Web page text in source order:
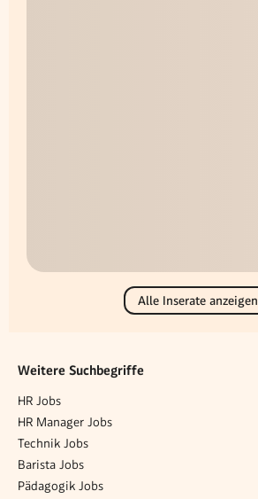
Alle Inserate anzeigen
Weitere Suchbegriffe
HR Jobs
HR Manager Jobs
Technik Jobs
Barista Jobs
Pädagogik Jobs